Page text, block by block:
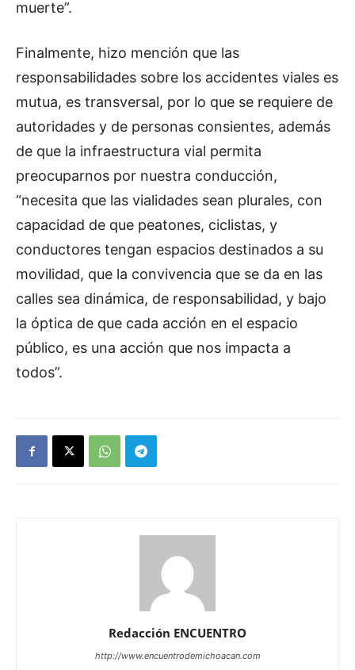
muerte”.
Finalmente, hizo mención que las
responsabilidades sobre los accidentes viales es
mutua, es transversal, por lo que se requiere de
autoridades y de personas consientes, además
de que la infraestructura vial permita
preocuparnos por nuestra conducción,
“necesita que las vialidades sean plurales, con
capacidad de que peatones, ciclistas, y
conductores tengan espacios destinados a su
movilidad, que la convivencia que se da en las
calles sea dinámica, de responsabilidad, y bajo
la óptica de que cada acción en el espacio
público, es una acción que nos impacta a
todos”.
Redacción ENCUENTRO
http://www.encuentrodemichoacan.com